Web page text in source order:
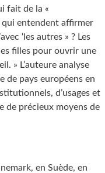
fait de la «
entendent affirmer
‘les autres » ? Les
filles pour ouvrir une
» L’auteure analyse
de pays européens en
d’usages et
de précieux moyens de
en Suède, en